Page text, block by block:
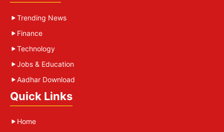
Trending News
Finance
Technology
Jobs & Education
Aadhar Download
Quick Links
Home